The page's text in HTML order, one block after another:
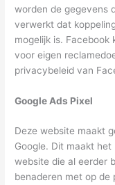
worden de gegevens
verwerkt dat
mogelijk is. Facebook
voor eigen
privacybeleid van
Google Ads Pixel
Deze website maakt
Google. Dit maakt het
website die al eerder
benaderen met op de